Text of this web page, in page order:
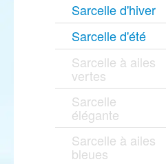
Sarcelle d'hiver
Sarcelle d'été
Sarcelle à ailes
vertes
Sarcelle
élégante
Sarcelle à ailes
bleues